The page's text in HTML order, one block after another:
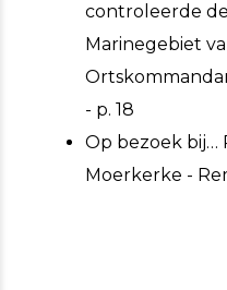
controleerde
Marinegebiet
- p. 18
Op bezoek bij…
Moerkerke -